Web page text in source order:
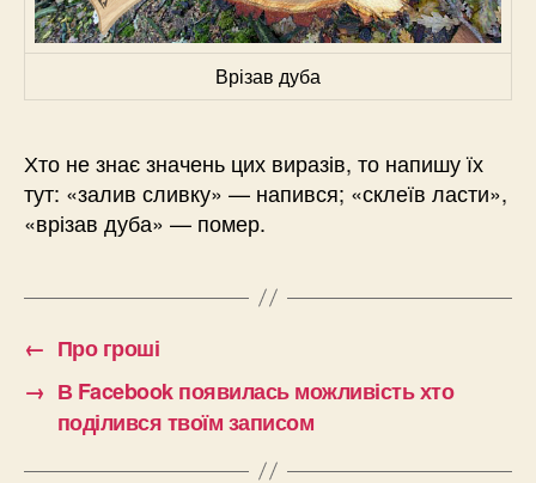
Врізав дуба
Хто не знає значень цих виразів, то напишу їх
тут: «залив сливку» — напився; «склеїв ласти»,
«врізав дуба» — помер.
← Про гроші
→ В Facebook появилась можливість хто
поділився твоїм записом